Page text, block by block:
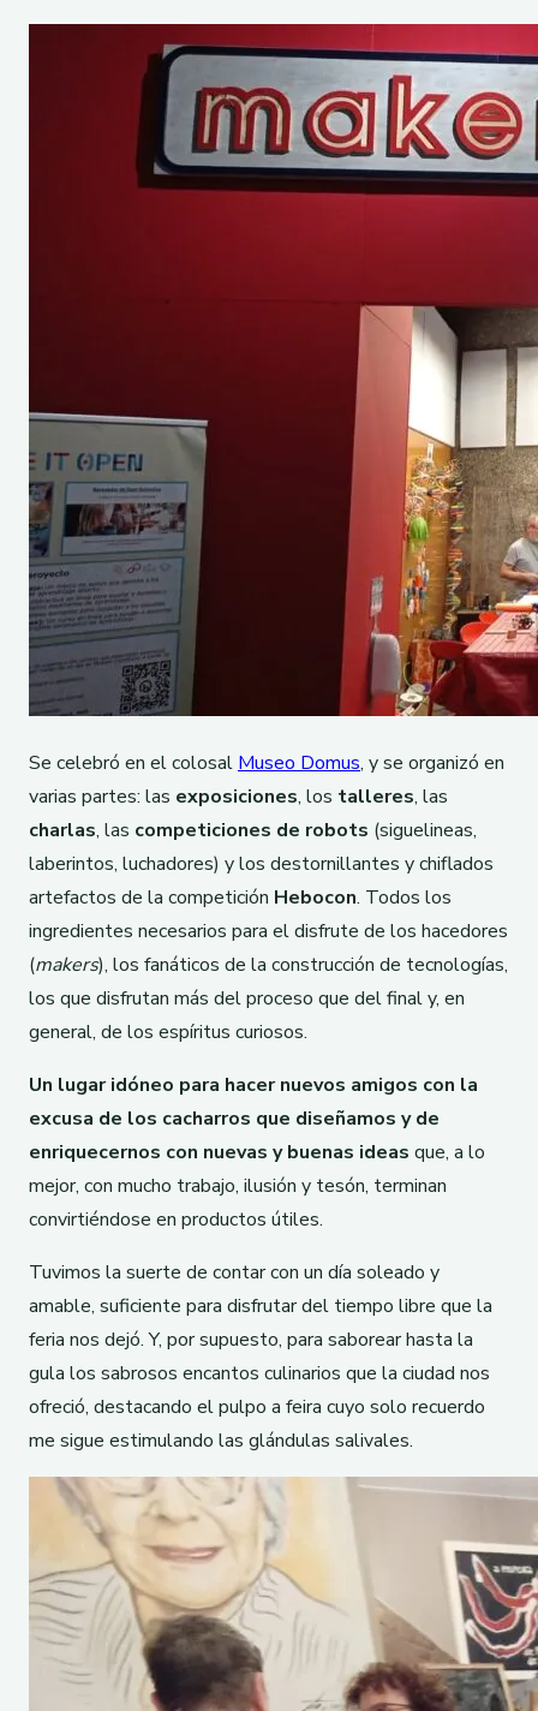
Se celebró en el colosal Museo Domus, y se organizó en
varias partes: las exposiciones, los talleres, las
charlas, las competiciones de robots (siguelineas,
laberintos, luchadores) y los destornillantes y chiflados
artefactos de la competición Hebocon. Todos los
ingredientes necesarios para el disfrute de los hacedores
(makers), los fanáticos de la construcción de tecnologías,
los que disfrutan más del proceso que del final y, en
general, de los espíritus curiosos.
Un lugar idóneo para hacer nuevos amigos con la
excusa de los cacharros que diseñamos y de
enriquecernos con nuevas y buenas ideas que, a lo
mejor, con mucho trabajo, ilusión y tesón, terminan
convirtiéndose en productos útiles.
Tuvimos la suerte de contar con un día soleado y
amable, suficiente para disfrutar del tiempo libre que la
feria nos dejó. Y, por supuesto, para saborear hasta la
gula los sabrosos encantos culinarios que la ciudad nos
ofreció, destacando el pulpo a feira cuyo solo recuerdo
me sigue estimulando las glándulas salivales.